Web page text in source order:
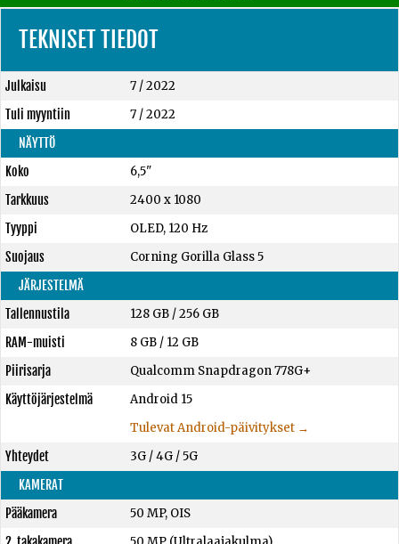
TEKNISET TIEDOT
Julkaisu
7 / 2022
Tuli myyntiin
7 / 2022
NÄYTTÖ
Koko
6,5"
Tarkkuus
2400 x 1080
Tyyppi
OLED, 120 Hz
Suojaus
Corning Gorilla Glass 5
JÄRJESTELMÄ
Tallennustila
128 GB/256 GB
RAM-muisti
8 GB/ 12 GB
Piirisarja
Qualcomm Snapdragon 778G+
Käyttöjärjestelmä
Android 15
Tulevat Android-päivitykset →
Yhteydet
3G / 4G / 5G
KAMERAT
Pääkamera
50 MP, OIS